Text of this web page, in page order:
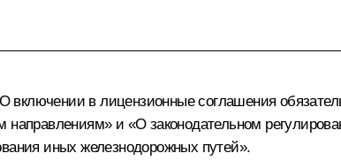
включении в лицензионные соглашения
и «О законодательном
иных железнодорожных путей».